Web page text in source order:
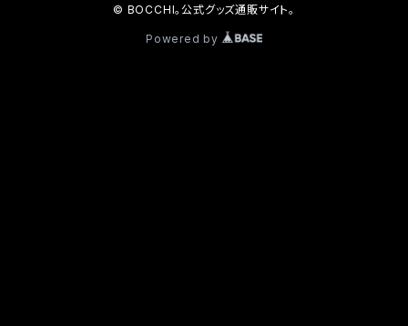
© BOCCHI。公式グッズ通販サイト。
Powered by